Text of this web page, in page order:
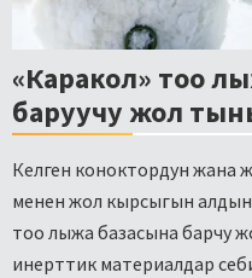
«Каракол» тоо
баруучу жол
Келген коноктордун жана
менен жол кырсыгын
тоо лыжа базасына барчу
инерттик материалдар